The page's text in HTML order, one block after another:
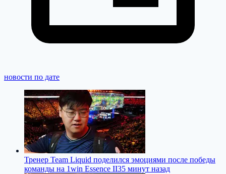
новости по дате
Тренер Team Liquid поделился эмоциями после победы
команды на 1win Essence II35 минут назад